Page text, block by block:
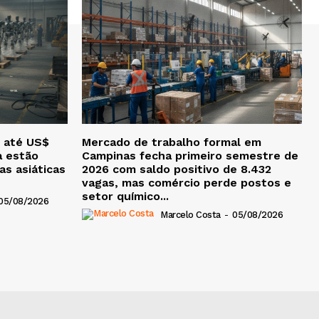
até US$
estão
asiáticas
08/2026
Mercado de trabalho formal em
Campinas fecha primeiro semestre de
2026 com saldo positivo de 8.432
vagas, mas comércio perde postos e
setor químico...
Marcelo Costa - 05/08/2026